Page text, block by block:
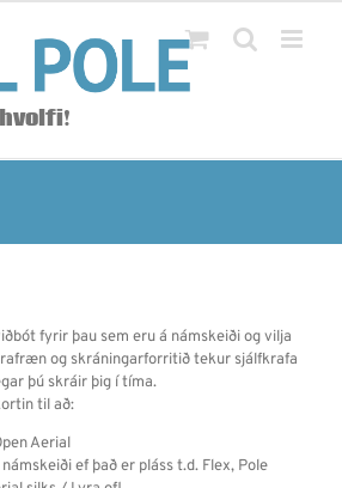
fyrir þau sem eru á námskeiði og vilja
og skráningarforritið tekur sjálfkrafa
þú skráir þig í tíma.
til að:
Aerial
ef það er pláss t.d. Flex, Pole